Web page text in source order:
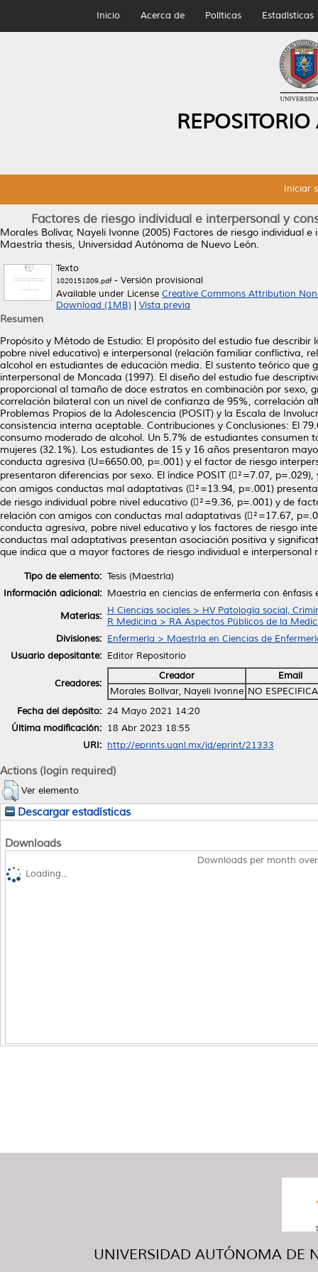
Inicio Acerca de Políticas Estadísticas
Iniciar
Factores de riesgo individual e interpersonal y
Morales Bolívar, Nayeli Ivonne (2005) Factores de riesgo individual
Maestría thesis, Universidad Autónoma de Nuevo León.
Texto
1020151809.pdf- Versión provisional
Available under License Creative Commons Attribution
Download (1MB)
Vista previa
Resumen
Propósito y Método de Estudio: El propósito del estudio fue
pobre nivel educativo) e interpersonal (relación familiar conflictiva,
alcohol en estudiantes de educación media. El sustento teórico
interpersonal de Moncada (1997). El diseño del estudio fue
proporcional al tamaño de doce estratos en combinación por
correlación bilateral con un nivel de confianza de 95%, correlación
Problemas Propios de la Adolescencia (POSIT) y la Escala de
consistencia interna aceptable. Contribuciones y Conclusiones: El
consumo moderado de alcohol. Un 5.7% de estudiantes consumen
mujeres (32.1%). Los estudiantes de 15 y 16 años presentaron
conducta agresiva (U=6650.00, p=.001) y el factor de riesgo
presentaron diferencias por sexo. El índice POSIT (²=7.07,
con amigos conductas mal adaptativas (²=13.94, p=.001)
de riesgo individual pobre nivel educativo (²=9.36, p=.001) y de
relación con amigos con conductas mal adaptativas (²=17.67,
conducta agresiva, pobre nivel educativo y los factores de riesgo
conductas mal adaptativas presentan asociación positiva y
que indica que a mayor factores de riesgo individual e
Tipo de elemento: Tesis (Maestría)
Información adicional: Maestría en ciencias de enfermería con
Materias: H Ciencias sociales > HV Patología social,
R Medicina > RA Aspectos Públicos de la
Divisiones: Enfermería > Maestría en Ciencias de
Usuario depositante: Editor Repositorio
Creadores:
Creador
Email
Morales Bolívar, Nayeli Ivonne NO
Fecha del depósito: 24 Mayo 2021 14:20
Última modificación: 18 Abr 2023 18:55
URI: http://eprints.uanl.mx/id/eprint/21333
Actions (login required)
Ver elemento
Descargar estadísticas
Downloads
Downloads per month
Loading...
UNIVERSIDAD AUTÓNOMA DE